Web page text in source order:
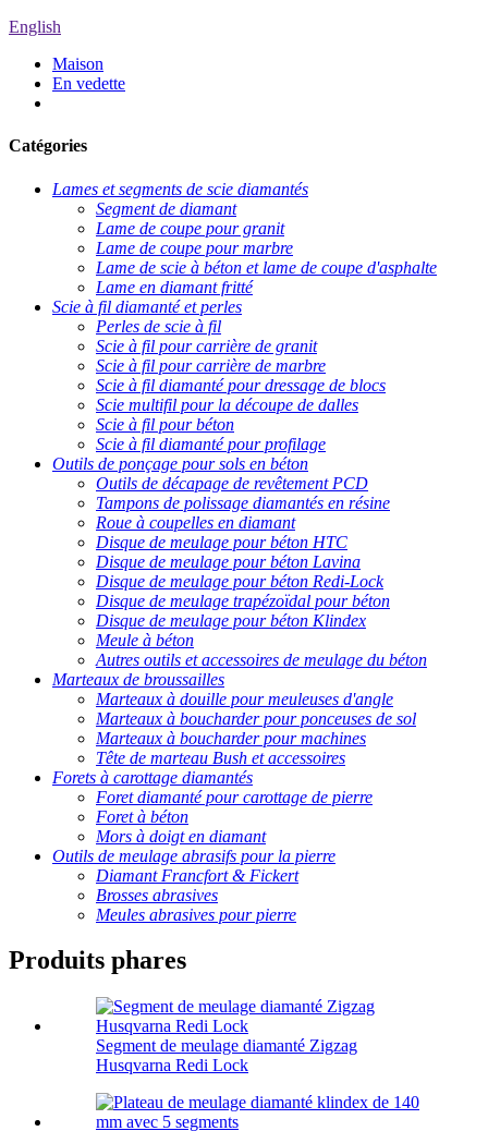
English
Maison
En vedette
Catégories
Lames et segments de scie diamantés
Segment de diamant
Lame de coupe pour granit
Lame de coupe pour marbre
Lame de scie à béton et lame de coupe d'asphalte
Lame en diamant fritté
Scie à fil diamanté et perles
Perles de scie à fil
Scie à fil pour carrière de granit
Scie à fil pour carrière de marbre
Scie à fil diamanté pour dressage de blocs
Scie multifil pour la découpe de dalles
Scie à fil pour béton
Scie à fil diamanté pour profilage
Outils de ponçage pour sols en béton
Outils de décapage de revêtement PCD
Tampons de polissage diamantés en résine
Roue à coupelles en diamant
Disque de meulage pour béton HTC
Disque de meulage pour béton Lavina
Disque de meulage pour béton Redi-Lock
Disque de meulage trapézoïdal pour béton
Disque de meulage pour béton Klindex
Meule à béton
Autres outils et accessoires de meulage du béton
Marteaux de broussailles
Marteaux à douille pour meuleuses d'angle
Marteaux à boucharder pour ponceuses de sol
Marteaux à boucharder pour machines
Tête de marteau Bush et accessoires
Forets à carottage diamantés
Foret diamanté pour carottage de pierre
Foret à béton
Mors à doigt en diamant
Outils de meulage abrasifs pour la pierre
Diamant Francfort & Fickert
Brosses abrasives
Meules abrasives pour pierre
Produits phares
Segment de meulage diamanté Zigzag
Husqvarna Redi Lock